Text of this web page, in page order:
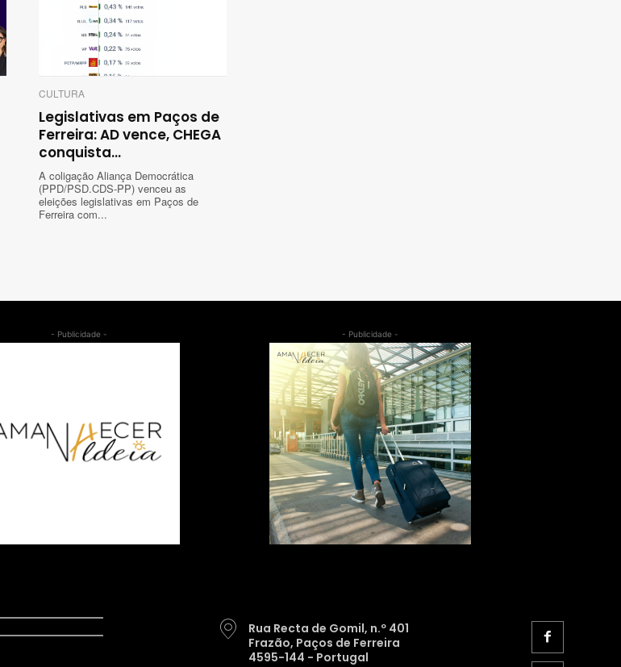
CULTURA
Legislativas em Paços de
Ferreira: AD vence, CHEGA
conquista...
A coligação Aliança Democrática
(PPD/PSD.CDS-PP) venceu as
eleições legislativas em Paços de
Ferreira com...
- Publicidade - - Publicidade -
Rua Recta de Gomil, n.º 401
Frazão, Paços de Ferreira
4595-144 - Portugal